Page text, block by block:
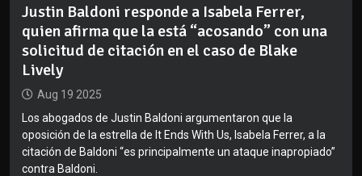
Justin Baldoni responde a Isabela Ferrer,
quien afirma que la está “acosando” con una
solicitud de citación en el caso de Blake
Lively
Aug 19 2025
Los abogados de Justin Baldoni argumentaron que la
oposición de la estrella de It Ends With Us, Isabela Ferrer, a la
citación de Baldoni “es principalmente un ataque inapropiado”
contra Baldoni.